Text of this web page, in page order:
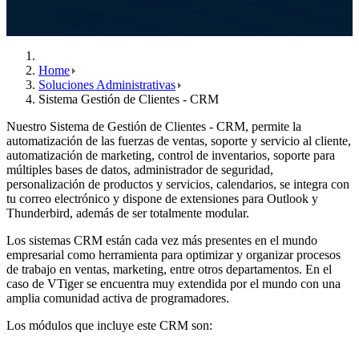
Home
Soluciones Administrativas
Sistema Gestión de Clientes - CRM
Nuestro Sistema de Gestión de Clientes - CRM, permite la
automatización de las fuerzas de ventas, soporte y servicio al cliente,
automatización de marketing, control de inventarios, soporte para
múltiples bases de datos, administrador de seguridad,
personalización de productos y servicios, calendarios, se integra con
tu correo electrónico y dispone de extensiones para Outlook y
Thunderbird, además de ser totalmente modular.
Los sistemas CRM están cada vez más presentes en el mundo
empresarial como herramienta para optimizar y organizar procesos
de trabajo en ventas, marketing, entre otros departamentos. En el
caso de VTiger se encuentra muy extendida por el mundo con una
amplia comunidad activa de programadores.
Los módulos que incluye este CRM son: